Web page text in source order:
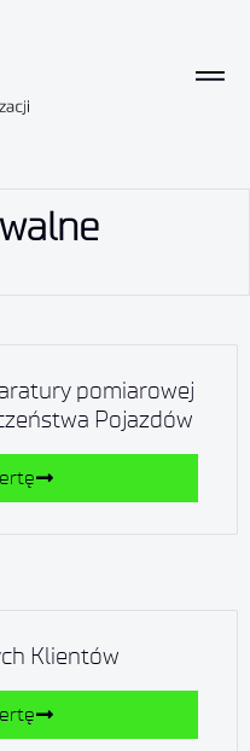
pomiarowej
Pojazdów
Klientów